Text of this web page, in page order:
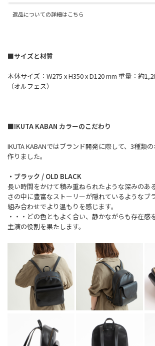
返品についての詳細はこちら
■サイズと材質
本体サイズ：W275 x H350 x D120 mm 重量：約
（オルフェス）
■IKUTA KABAN カラーのこだわり
IKUTA KABANではブランド開発に際して、3種類
作りました。
・ブラック / OLD BLACK
長い時間をかけて積み重ねられたような深みのあ
さの中に豊富なストーリーが隠れているようなブ
組み合わせでより温もりを感じます。
・・・どの色ともよく合い、静かながらも存在感
主演の役割を果たします。